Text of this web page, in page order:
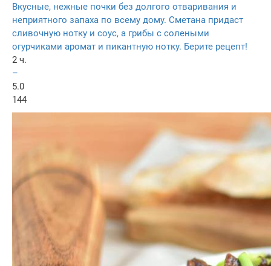
Вкусные, нежные почки без долгого отваривания и
неприятного запаха по всему дому. Сметана придаст
сливочную нотку и соус, а грибы с солеными
огурчиками аромат и пикантную нотку. Берите рецепт!
2 ч.
–
5.0
144